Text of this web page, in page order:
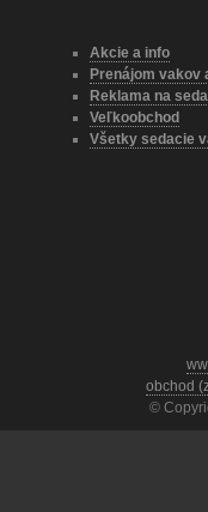
Akcie a info
Prenájom vakov
Reklama na
Veľkoobchod
Všetky sedacie
obchod
©